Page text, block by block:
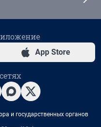
App Store
и государственных органов